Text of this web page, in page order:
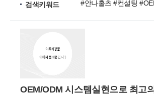
검색키워드
OEM/ODM 시스템실현으로 최고